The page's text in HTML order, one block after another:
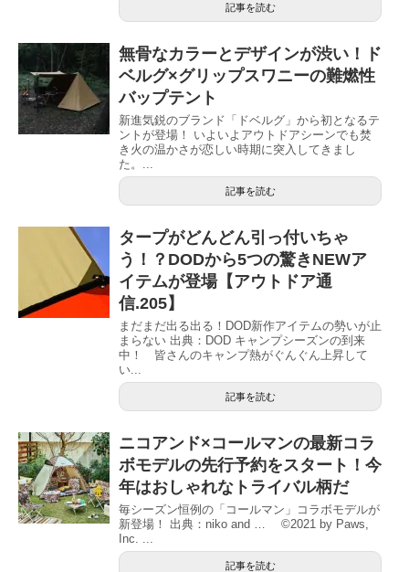
記事を読む
無骨なカラーとデザインが渋い！ド
ベルグ×グリップスワニーの難燃性
バップテント
新進気鋭のブランド「ドベルグ」から初となるテ
ントが登場！ いよいよアウトドアシーンでも焚
き火の温かさが恋しい時期に突入してきまし
た。...
記事を読む
タープがどんどん引っ付いちゃ
う！？DODから5つの驚きNEWア
イテムが登場【アウトドア通
信.205】
まだまだ出る出る！DOD新作アイテムの勢いが止
まらない 出典：DOD キャンプシーズンの到来
中！ 皆さんのキャンプ熱がぐんぐん上昇して
い...
記事を読む
ニコアンド×コールマンの最新コラ
ボモデルの先行予約をスタート！今
年はおしゃれなトライバル柄だ
毎シーズン恒例の「コールマン」コラボモデルが
新登場！ 出典：niko and … ©2021 by Paws,
Inc. ...
記事を読む